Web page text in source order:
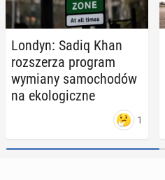
Londyn: Sadiq Khan
roz­sze­rza program
wymiany sa­mo­cho­dów
na eko­lo­gicz­ne
1